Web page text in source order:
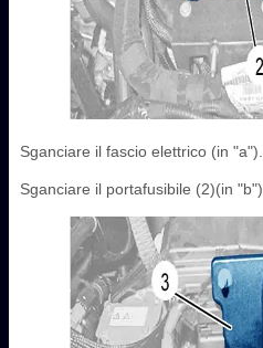
Sganciare il fascio elettrico (in "a").
Sganciare il portafusibile ‎(2)(in